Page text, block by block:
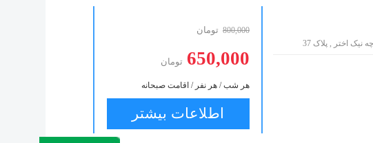
800,000 تومان
650,000 تومان
هر شب / هر نفر / اقامت صبحانه
اطلاعات بیشتر